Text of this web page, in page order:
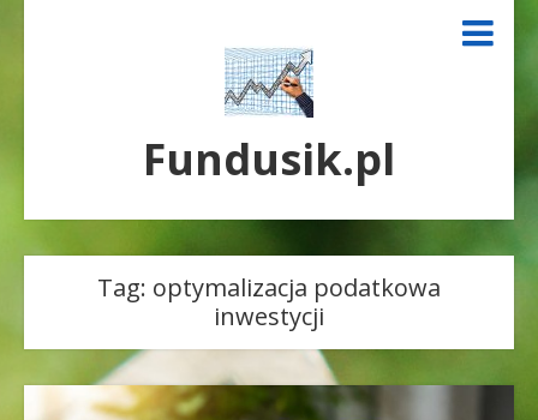
Fundusik.pl
Tag: optymalizacja podatkowa
inwestycji